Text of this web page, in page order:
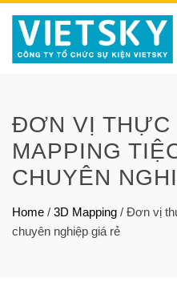
ĐƠN VỊ THỰC
MAPPING
CHUYÊN
Home / 3D Mapping / Đơn vị
chuyên nghiệp giá rẻ